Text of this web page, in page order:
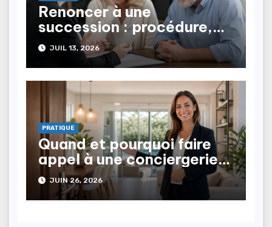
Renoncer à une
succession : procédure,
conséquences,
représentation
JUIL 13, 2026
PRATIQUE
Quand et pourquoi faire
appel à une conciergerie
immobilière ?
JUIN 26, 2026